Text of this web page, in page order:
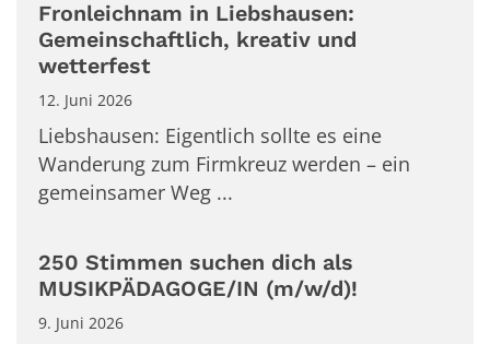
Fronleichnam in Liebshausen:
Gemeinschaftlich, kreativ und
wetterfest
12. Juni 2026
Liebshausen: Eigentlich sollte es eine
Wanderung zum Firmkreuz werden – ein
gemeinsamer Weg ...
250 Stimmen suchen dich als
MUSIKPÄDAGOGE/IN (m/w/d)!
9. Juni 2026